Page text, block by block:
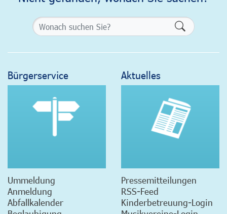
Bürgerservice
Ummeldung
Anmeldung
Abfallkalender
Aktuelles
Pressemitteilungen
RSS-Feed
Kinderbetreuung-Login